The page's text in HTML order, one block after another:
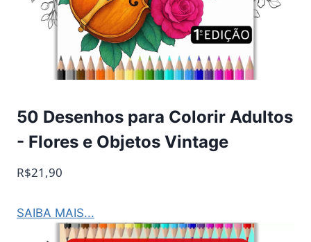
50 Desenhos para Colorir Adultos
- Flores e Objetos Vintage
R$21,90
SAIBA MAIS...